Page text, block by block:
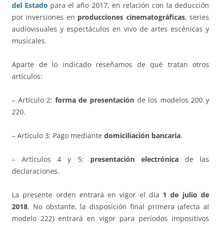
del Estado para el año 2017, en relación con la deducción
por inversiones en producciones cinematográficas, series
audiovisuales y espectáculos en vivo de artes escénicas y
musicales.
Aparte de lo indicado reseñamos de qué tratan otros
artículos:
– Artículo 2: forma de presentación de los modelos 200 y
220.
– Artículo 3: Pago mediante domiciliación bancaria.
– Artículos 4 y 5: presentación electrónicade las
declaraciones.
La presente orden entrará en vigor el día 1 de julio de
2018. No obstante, la disposición final primera (afecta al
modelo 222) entrará en vigor para períodos impositivos